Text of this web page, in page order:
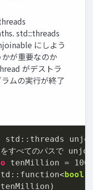
std::threads
にしよう
が重要なのか
がデストラ
ムの実行が終了
std::threads
tenMillion =
bool
tenMillion)